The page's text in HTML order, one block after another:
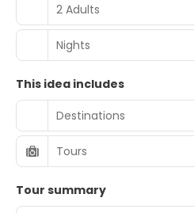
2 Adults
Nights
This idea includes
Destinations
Tours
Tour summary